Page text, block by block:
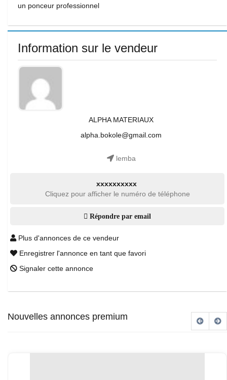
un ponceur professionnel
Information sur le vendeur
ALPHA MATERIAUX
alpha.bokole@gmail.com
lemba
xxxxxxxxxx
Cliquez pour afficher le numéro de téléphone
Répondre par email
Plus d'annonces de ce vendeur
Enregistrer l'annonce en tant que favori
Signaler cette annonce
Nouvelles annonces premium